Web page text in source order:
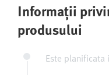
Informații
produsului
Este